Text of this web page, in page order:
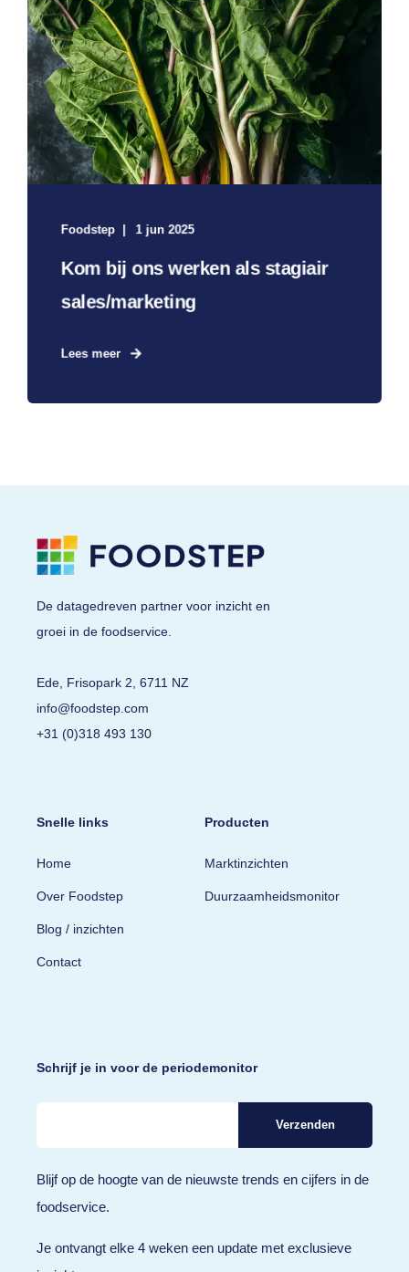
Foodstep 1 jun 2025
Kom bij ons werken als stagiair
sales/marketing
Lees meer
De datagedreven partner voor inzicht en
groei in de foodservice.
Ede, Frisopark 2, 6711 NZ
info@foodstep.com
+31 (0)318 493 130
Snelle links
Home
Over Foodstep
Blog / inzichten
Contact
Producten
Marktinzichten
Duurzaamheidsmonitor
Schrijf je in voor de periodemonitor
Blijf op de hoogte van de nieuwste trends en cijfers in de
foodservice.
Je ontvangt elke 4 weken een update met exclusieve